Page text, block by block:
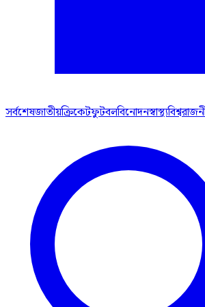
সর্বশেষজাতীয়ক্রিকেটফুটবলবিনোদনস্বাস্থ্যবিশ্ব